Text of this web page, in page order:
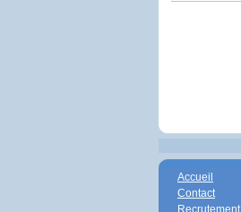
Accueil
Contact
Recrutement